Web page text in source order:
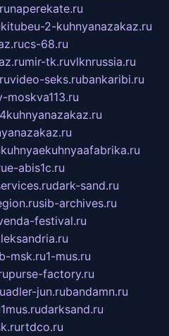
naperekate.ru
kitubeu-2-kuhnyanazakaz.ru
cs-68.ru
mir-tk.ruvlknrussia.ru
video-seks.rubankaribi.ru
kuhnyaekuhnyaafabrika.ru
e-abis1c.ru
dark-sand.ru
sib-archives.ru
festival.ru
msk.ru1-mus.ru
purse-factory.ru
adler-jun.rubandamn.ru
1mus.rudarksand.ru
rtdco.ru